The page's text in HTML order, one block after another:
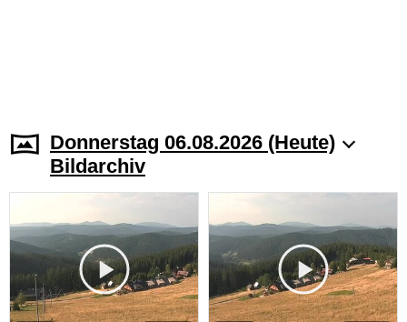
Donnerstag 06.08.2026 (Heute)
Bildarchiv